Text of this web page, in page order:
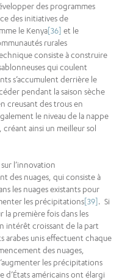
des programmes
des initiatives de
le Kenya[36] et le
rurales
consiste à construire
qui coulent
s’accumulent derrière le
pendant la saison sèche
creusant des trous en
le niveau de la nappe
ainsi un meilleur sol
l’innovation
des nuages, qui consiste à
les nuages existants pour
les précipitations[39]. Si
première fois dans les
intérêt croissant de la part
arabes unis effectuent chaque
des nuages,
les précipitations
d’États américains ont élargi